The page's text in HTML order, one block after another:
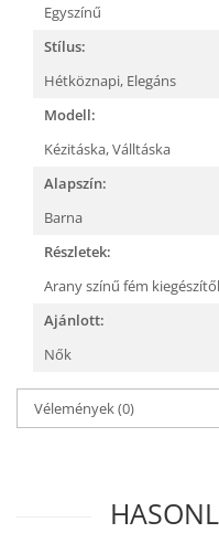
Egyszínű
Stílus:
Hétköznapi, Elegáns
Modell:
Kézitáska,Válltáska
Alapszín:
Barna
Részletek:
Arany színű fém
Ajánlott:
Nők
Vélemények(0)